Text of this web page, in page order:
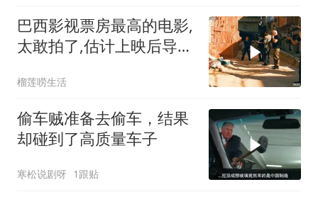
巴西影视票房最高的电影,
太敢拍了,估计上映后导演
榴莲唠生活
偷车贼准备去偷车，结果
却碰到了高质量车子
寒松说剧呀 1跟贴